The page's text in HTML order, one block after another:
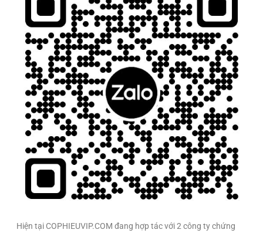
Hiện tại COPHIEUVIP.COM đang hợp tác với 2 công ty chứng